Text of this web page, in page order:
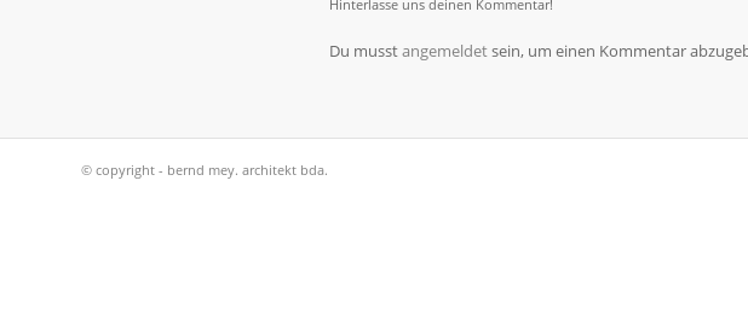
Hinterlasse uns deinen Kommentar!
Du musstangemeldetsein, um einen Kommentar
© copyright - bernd mey. architekt bda.